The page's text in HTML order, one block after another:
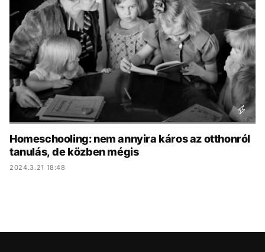
KÖZÉLET UTAZÁS
ÉLETMÓD DESIGN
BESZÉLGETÉSEK ARCOK
VIDEÓ TÖRTÉNETEK
GASZTRO
Homeschooling: nem annyira káros az otthonról
tanulás, de közben mégis
2024.3.21 18:48